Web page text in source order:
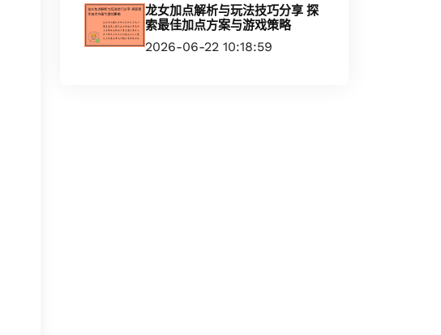
龙女加点解析与玩法技巧分享 探
索最佳加点方案与游戏策略
2026-06-22 10:18:59